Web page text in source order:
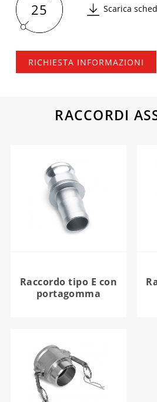
25 Scarica
RICHIESTA INFORMAZIONI
RACCORDI
Raccordo tipo E con
portagomma